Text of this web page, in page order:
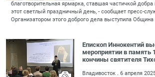
благотворительная ярмарка, ставшая частичкой
этот светлый праздничный день, - сообщает пресс-
Организатором этого доброго дела выступила Община
Епископ Иннокентий
мероприятии в память
кончины святителя
Владивосток . 6 апреля